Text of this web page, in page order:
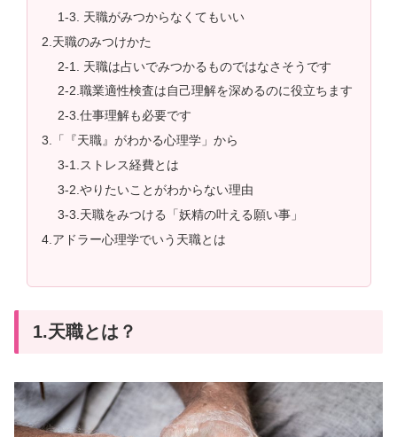
1-3. 天職がみつからなくてもいい
2.天職のみつけかた
2-1. 天職は占いでみつかるものではなさそうです
2-2.職業適性検査は自己理解を深めるのに役立ちます
2-3.仕事理解も必要です
3.「『天職』がわかる心理学」から
3-1.ストレス経費とは
3-2.やりたいことがわからない理由
3-3.天職をみつける「妖精の叶える願い事」
4.アドラー心理学でいう天職とは
1.天職とは？